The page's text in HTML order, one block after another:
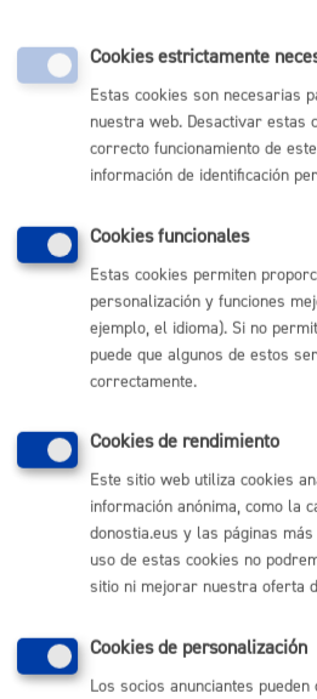
Cantidad a abonar
Gratuito
Plazo de
del silencio
Plazo estimado: 4 meses Plazo
Sentido del silencio:No procede
Pasos del
Recogida de la documentación
Revisión de la documentación
errores
Certificado de justificación de
del órgano instructor
Abono de la parte final de la
proceso de reintegro
Cookies estrictamente
Estas cookies son necesarias
nuestra web. Desactivar estas
correcto funcionamiento de
información de identificación
Cookies funcionales
Estas cookies permiten
personalización y funciones
ejemplo, el idioma). Si no
puede que algunos de estos
correctamente.
Cookies de rendimiento
Este sitio web utiliza cookies
información anónima, como la
donostia.eus y las páginas
uso de estas cookies no
sitio ni mejorar nuestra oferta
Cookies de personalización
Los socios anunciantes